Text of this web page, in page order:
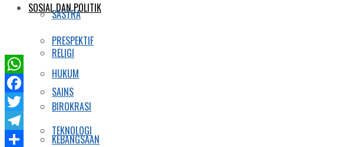
SOSIAL DAN POLITIK
PRESPEKTIF
HUKUM
BIROKRASI
KEBANGSAAN
SASTRA
RELIGI
SAINS
TEKNOLOGI
WhatsApp
Facebook
Twitter
Telegram